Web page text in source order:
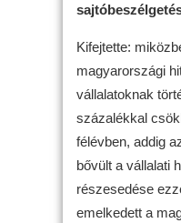
Kifejtette:
magyarországi
vállalatoknak
százalékkal
félévben, addig
bővült a vállalati
részesedése
emelkedett a